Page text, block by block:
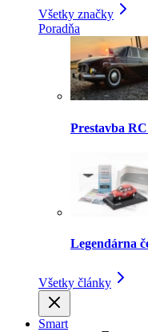
Všetky značky
Poradňa
Prestavba
Legendárna
Všetky články
Smart